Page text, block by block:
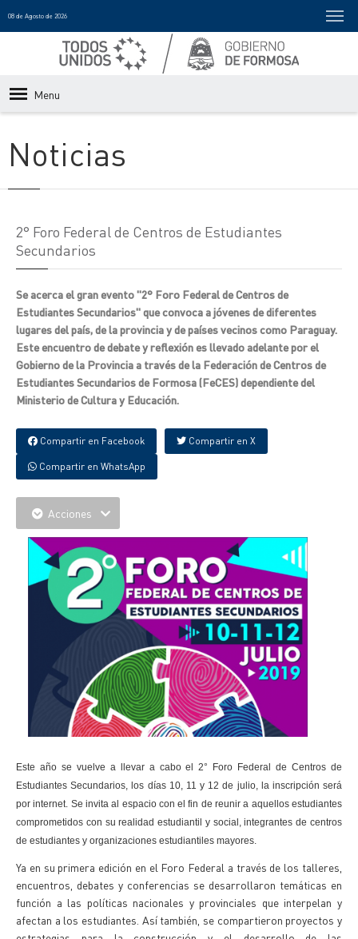
08 de Agosto de 2026
Menu
Noticias
2° Foro Federal de Centros de Estudiantes
Secundarios
Se acerca el gran evento "2° Foro Federal de Centros de
Estudiantes Secundarios" que convoca a jóvenes de diferentes
lugares del país, de la provincia y de países vecinos como Paraguay.
Este encuentro de debate y reflexión es llevado adelante por el
Gobierno de la Provincia a través de la Federación de Centros de
Estudiantes Secundarios de Formosa (FeCES) dependiente del
Ministerio de Cultura y Educación.
Compartir en Facebook Compartir en X
Compartir en WhatsApp
Acciones
Este año se vuelve a llevar a cabo el 2° Foro Federal de Centros de
Estudiantes Secundarios, los días 10, 11 y 12 de julio, la inscripción será
por internet. Se invita al espacio con el fin de reunir a aquellos estudiantes
comprometidos con su realidad estudiantil y social, integrantes de centros
de estudiantes y organizaciones estudiantiles mayores.
Ya en su primera edición en el Foro Federal a través de los talleres,
encuentros, debates y conferencias se desarrollaron temáticas en
función a las políticas nacionales y provinciales que interpelan y
afectan a los estudiantes. Así también, se compartieron proyectos y